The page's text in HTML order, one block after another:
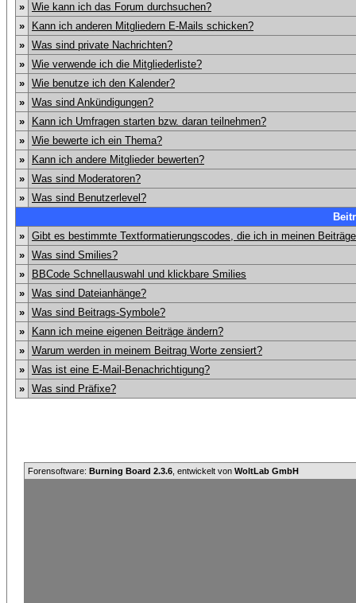
» Wie kann ich das Forum durchsuchen?
»
Kann ich anderen Mitgliedern E-Mails schicken?
» Was sind private Nachrichten?
» Wie verwende ich die Mitgliederliste?
» Wie benutze ich den Kalender?
» Was sind Ankündigungen?
»
Kann ich Umfragen starten bzw. daran teilnehmen?
» Wie bewerte ich ein Thema?
»
Kann ich andere Mitglieder bewerten?
» Was sind Moderatoren?
» Was sind Benutzerlevel?
» Gibt es bestimmte Textformatierungscodes, die ich in meinen
» Was sind Smilies?
»
BBCode Schnellauswahl und klickbare Smilies
» Was sind Dateianhänge?
» Was sind Beitrags-Symbole?
»
Kann ich meine eigenen Beiträge ändern?
» Warum werden in meinem Beitrag Worte zensiert?
» Was ist eine E-Mail-Benachrichtigung?
» Was sind Präfixe?
Forensoftware: Burning Board 2.3.6 , entwickelt von WoltLab GmbH